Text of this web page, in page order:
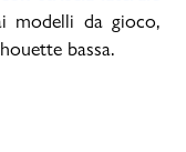
modelli da gioco,
bassa.